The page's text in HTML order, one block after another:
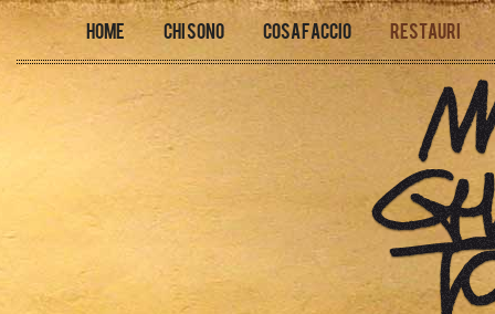
Home Chi sono Cosa faccio Restauri